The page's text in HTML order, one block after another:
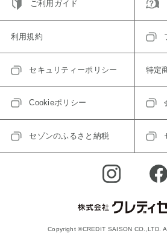
ご利用ガイド
利用規約
セキュリティーポリシー 特定
Cookieポリシー
セゾンのふるさと納税
Copyright ©CREDIT SAISON CO.,LTD.